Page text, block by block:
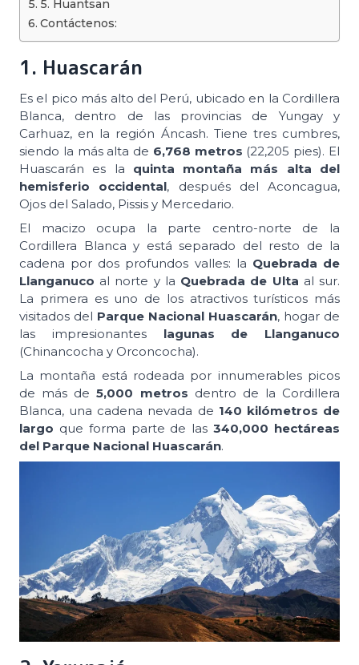
5. Huantsan
Contáctenos:
1. Huascarán
Es el pico más alto del Perú, ubicado en la Cordillera
Blanca, dentro de las provincias de Yungay y
Carhuaz, en la región Áncash. Tiene tres cumbres,
siendo la más alta de 6,768 metros (22,205 pies). El
Huascarán es la quinta montaña más alta del
hemisferio occidental, después del Aconcagua,
Ojos del Salado, Pissis y Mercedario.
El macizo ocupa la parte centro-norte de la
Cordillera Blanca y está separado del resto de la
cadena por dos profundos valles: la Quebrada de
Llanganuco al norte y la Quebrada de Ulta al sur.
La primera es uno de los atractivos turísticos más
visitados del Parque Nacional Huascarán, hogar de
las impresionantes lagunas de Llanganuco
(Chinancocha y Orconcocha).
La montaña está rodeada por innumerables picos
de más de5,000 metros dentro de la Cordillera
Blanca, una cadena nevada de 140 kilómetros de
largo que forma parte de las340,000 hectáreas
del Parque Nacional Huascarán.